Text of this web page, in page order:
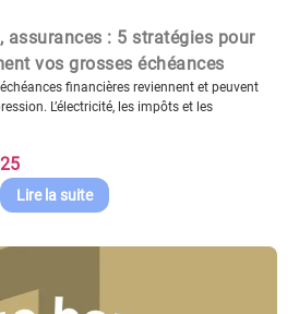
assurances : 5 stratégies pour
vos grosses échéances
financières reviennent et peuvent
L’électricité, les impôts et les
Lire la suite